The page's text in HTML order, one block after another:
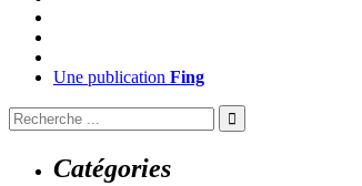
Une publication Fing
Catégories